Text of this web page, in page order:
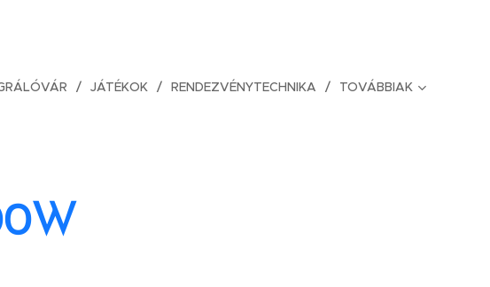
JÁTÉKOK RENDEZVÉNYTECHNIKA TOVÁBBIAK